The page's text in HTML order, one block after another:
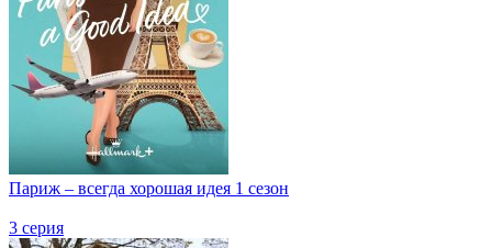
Париж – всегда хорошая идея 1 сезон
3 серия